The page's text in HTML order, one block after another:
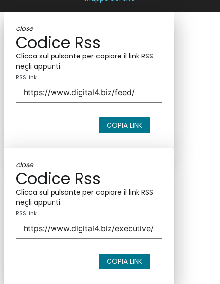
close
Codice Rss
Clicca sul pulsante per copiare il link RSS
negli appunti.
RSS link
COPIA LINK
close
Codice Rss
Clicca sul pulsante per copiare il link RSS
negli appunti.
RSS link
COPIA LINK